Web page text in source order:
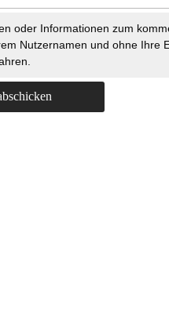
oder Informationen zum
Nutzernamen und ohne Ihre